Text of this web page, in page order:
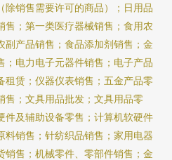
除销售需要许可的商品）；日用品
售；第一类医疗器械销售；食用农
副产品销售；食品添加剂销售；金
；电力电子元器件销售；电子产品
租赁；仪器仪表销售；五金产品零
售；文具用品批发；文具用品零
件及辅助设备零售；计算机软硬件
料销售；针纺织品销售；家用电器
销售；机械零件、零部件销售；金